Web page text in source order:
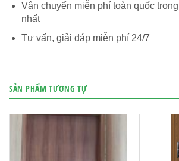
Vận chuyển miễn phí toàn quốc
nhất
Tư vấn, giải đáp miễn phí 24/7
SẢN PHẨM TƯƠNG TỰ